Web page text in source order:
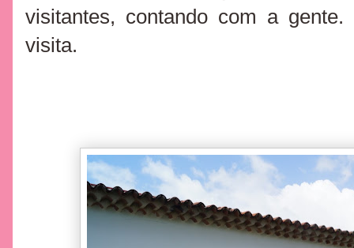
visitantes, contando com a gente.
visita.